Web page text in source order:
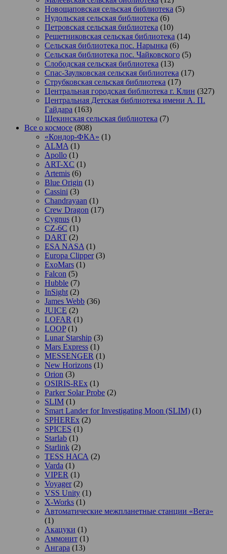
Новощаповская сельская библиотека (5)
Нудольская сельская библиотека (6)
Петровская сельская библиотека (10)
Решетниковская сельская библиотека (14)
Сельская библиотека пос. Нарынка (6)
Сельская библиотека пос. Чайковского (5)
Слободская сельская библиотека (13)
Спас-Заулковская сельская библиотека (17)
Струбковская сельская библиотека (17)
Центральная городская библиотека г. Клин (327)
Центральная Детская библиотека имени А. П.
Гайдара (163)
Щекинская сельская библиотека (7)
Все о космосе (808)
«Кондор-ФКА» (1)
ALMA (1)
Apollo (1)
ART-XC (1)
Artemis (6)
Blue Origin (1)
Cassini (3)
Chandrayaan (1)
Crew Dragon (17)
Cygnus (1)
CZ-6C (1)
DART (2)
ESA NASA (1)
Europa Clipper(3)
ExoMars (1)
Falcon (5)
Hubble (7)
InSight (2)
James Webb (36)
JUICE (2)
LOFAR (1)
LOOP(1)
Lunar Starship (3)
Mars Express (1)
MESSENGER (1)
New Horizons (1)
Orion (3)
OSIRIS-REx (1)
Parker Solar Probe (2)
SLIM (1)
Smart Lander for Investigating Moon (SLIM) (1)
SPHEREx (2)
SPICES (1)
Starlab (1)
Starlink (2)
TESS НАСА (2)
Varda (1)
VIPER (1)
Voyager(2)
VSS Unity (1)
X-Works (1)
Автоматические межпланетные станции «Вега»
(1)
Акацуки (1)
Аммонит (1)
Ангара (13)